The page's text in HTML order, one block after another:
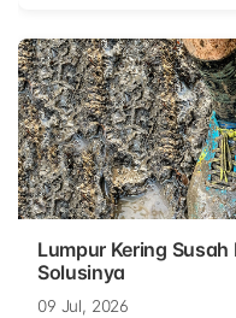
Lumpur Kering
Solusinya
09 Jul, 2026